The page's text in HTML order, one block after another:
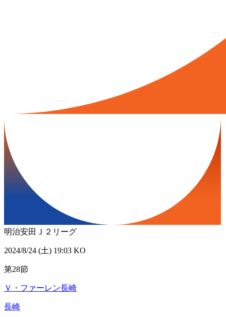
明治安田Ｊ２リーグ
2024/8/24 (土) 19:03 KO
第28節
Ｖ・ファーレン長崎
長崎